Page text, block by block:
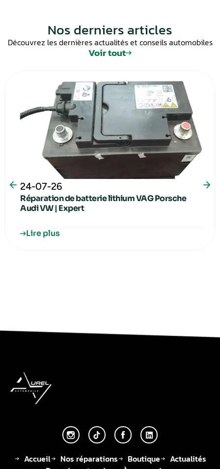
Nos derniers articles
Découvrez les dernières actualités et conseils automobiles
Voir tout
24-07-26
Réparation de batterie lithium VAG Porsche
Audi VW | Expert
Lire plus
Accueil Nos réparations Boutique
Actualités